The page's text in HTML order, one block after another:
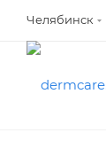
Челябинск